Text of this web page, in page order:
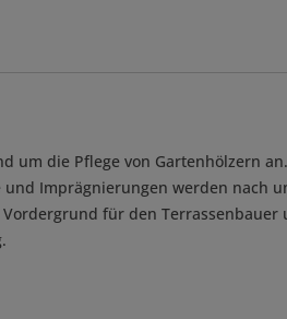
um die Pflege von Gartenhölzern
Imprägnierungen werden nach
für den